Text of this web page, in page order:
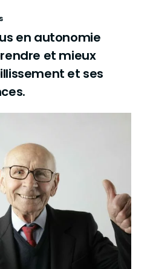
en autonomie
et mieux
et ses